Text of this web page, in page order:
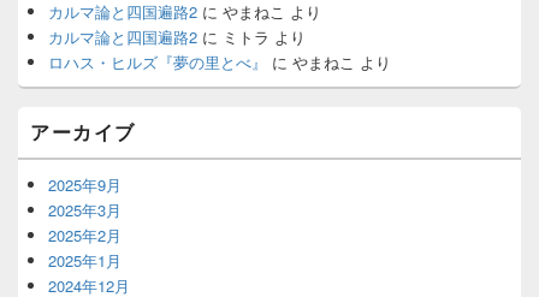
ジ
ェ
ッ
ト
リ
ア
カルマ論と四国遍路2 に やまねこ より
カルマ論と四国遍路2 に ミトラ より
ロハス・ヒルズ『夢の里とべ』
に やまねこ より
アーカイブ
2025年9月
2025年3月
2025年2月
2025年1月
2024年12月